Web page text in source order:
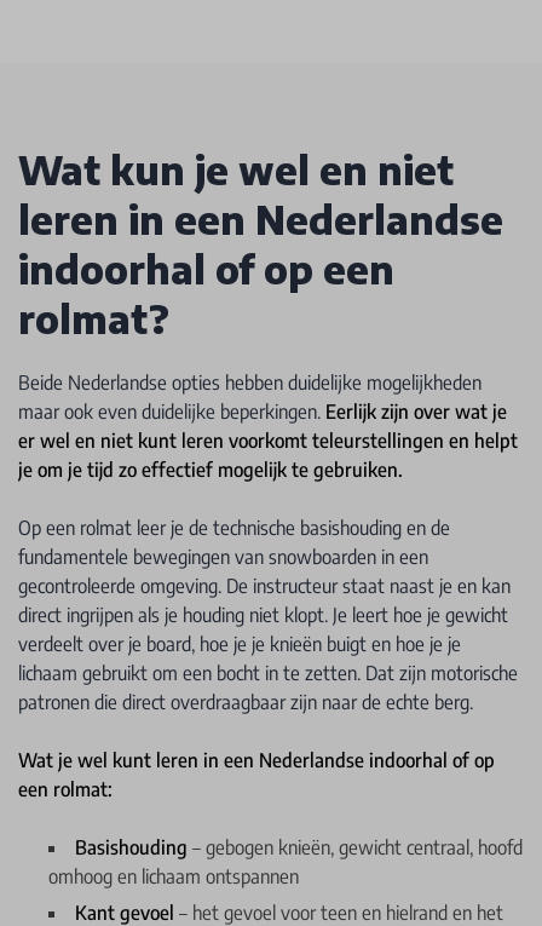
Wat kun je wel en niet
leren in een Nederlandse
indoorhal of op een
rolmat?
Beide Nederlandse opties hebben duidelijke mogelijkheden
maar ook even duidelijke beperkingen. Eerlijk zijn over wat je
er wel en niet kunt leren voorkomt teleurstellingen en helpt
je om je tijd zo effectief mogelijk te gebruiken.
Op een rolmat leer je de technische basishouding en de
fundamentele bewegingen van snowboarden in een
gecontroleerde omgeving. De instructeur staat naast je en kan
direct ingrijpen als je houding niet klopt. Je leert hoe je gewicht
verdeelt over je board, hoe je je knieën buigt en hoe je je
lichaam gebruikt om een bocht in te zetten. Dat zijn motorische
patronen die direct overdraagbaar zijn naar de echte berg.
Wat je wel kunt leren in een Nederlandse indoorhal of op
een rolmat:
Basishouding – gebogen knieën, gewicht centraal, hoofd
omhoog en lichaam ontspannen
Kant gevoel – het gevoel voor teen en hielrand en het